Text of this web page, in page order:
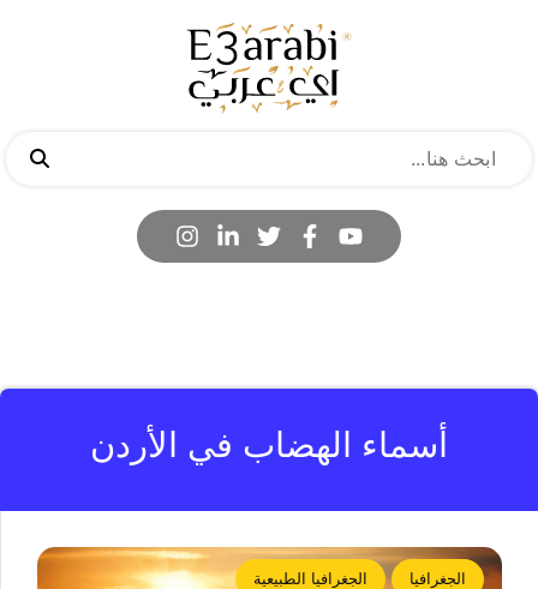
أسماء الهضاب في الأردن
الجغرافيا الجغرافيا الطبيعية